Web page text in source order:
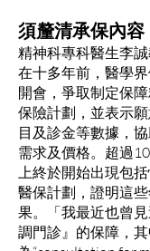
須釐清承保內容
精神科專科醫生李
在十多年前，醫學
開會，爭取制定保
保險計劃，並表示
目及診金等數據，
需求及價格。超過
上終於開始出現包
醫保計劃，證明這
果。「我最近也曾
調門診』的保障，